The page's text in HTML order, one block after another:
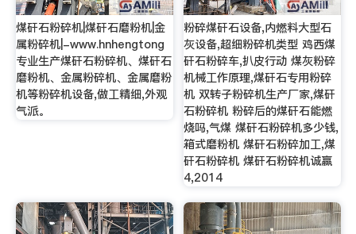
煤矸石粉碎机|煤矸石磨粉机|金
属粉碎机|-www.hnhengtong
专业生产煤矸石粉碎机、煤矸石
磨粉机、金属粉碎机、金属磨粉
机等粉碎机设备,做工精细,外观
气派。
粉碎煤矸石设备,内燃料大型石
灰设备,超细粉碎机类型 鸡西煤
矸石粉碎车,扒皮行动 煤灰粉碎
机械工作原理,煤矸石专用粉碎
机 双转子粉碎机生产厂家,煤矸
石粉碎机 粉碎后的煤矸石能燃
烧吗,气煤 煤矸石粉碎机多少钱,
箱式磨粉机 煤矸石粉碎加工,煤
矸石粉碎机 煤矸石粉碎机诚赢
4,2014